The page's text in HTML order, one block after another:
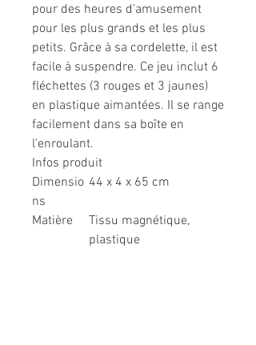
pour des heures d'amusement
pour les plus grands et les plus
petits. Grâce à sa cordelette, il est
facile à suspendre. Ce jeu inclut 6
fléchettes (3 rouges et 3 jaunes)
en plastique aimantées. Il se range
facilement dans sa boîte en
l'enroulant.
Infos produit
Dimensio
ns
44 x 4 x 65 cm
Matière
Tissu magnétique,
plastique